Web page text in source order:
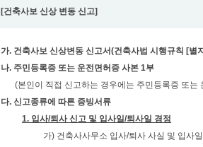
[건축사보 신상 변동 신고]
가. 건축사보 신상변동 신고서(건축사법 시행규칙 [별
나. 주민등록증 또는 운전면허증 사본 1부
(본인이 직접 신고하는 경우에는 주민등록증 또는
다. 신고종류에 따른 증빙서류
1. 입사/퇴사 신고 및 입사일/퇴사일 경정
가) 건축사사무소 입사/퇴사 사실 및 입사